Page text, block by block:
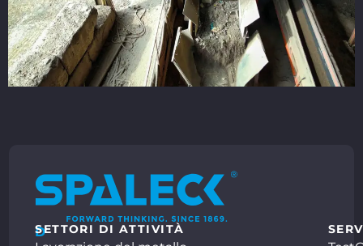
D
SETTORI DI ATTIVITÀ